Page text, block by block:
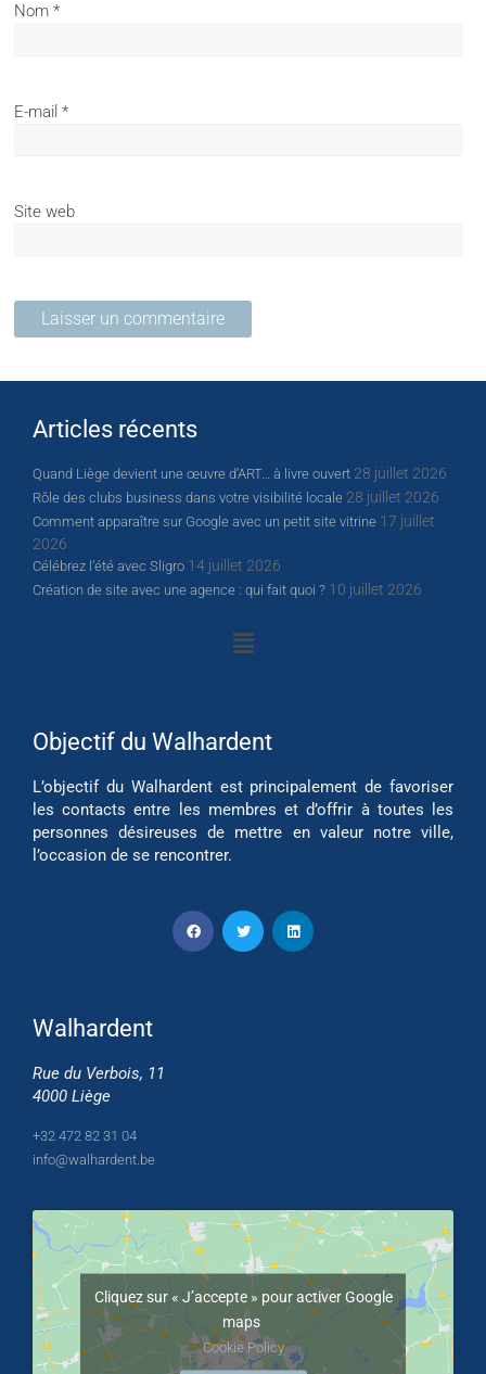
Nom*
E-mail*
Site web
Articles récents
Quand Liège devient une œuvre d’ART… à livre ouvert 28 juillet 2026
Rôle des clubs business dans votre visibilité locale 28 juillet 2026
Comment apparaître sur Google avec un petit site vitrine 17 juillet
2026
Célébrez l’été avec Sligro 14 juillet 2026
Création de site avec une agence : qui fait quoi ? 10 juillet 2026
Objectif du Walhardent
L’objectif du Walhardent est principalement de favoriser
les contacts entre les membres et d’offrir à toutes les
personnes désireuses de mettre en valeur notre ville,
l’occasion de se rencontrer.
Walhardent
Rue du Verbois, 11
4000 Liège
+32 472 82 31 04
info@walhardent.be
Cliquez sur « J’accepte » pour activer Google
maps
Cookie Policy